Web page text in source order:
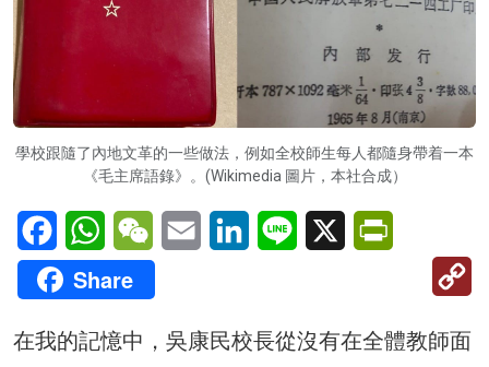
學校跟隨了內地文革的一些做法，例如全校師生每人都隨身帶着一本
《毛主席語錄》。(Wikimedia 圖片，本社合成）
FacebookWhatsAppWeChatEmail LinkedInLine X
Share
在我的記憶中，吳康民校長從沒有在全體教師面